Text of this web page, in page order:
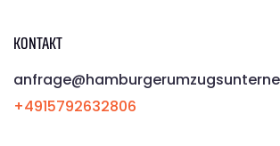
KONTAKT
+4915792632806